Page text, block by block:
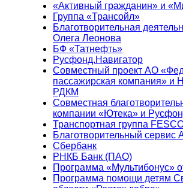
«Активный гражданин» и
Группа «Трансойл»
Благотворительная
Олега Леонова
БФ «Татнефть»
Русфонд.Навигатор
Совместный проект АО
пассажирская компания» и
РДКМ
Совместная
компании «Ютека» и
Транспортная группа
Благотворительный сервис
Сбербанк
РНКБ Банк (ПАО)
Программа «Мультибонус»
Программа помощи детям